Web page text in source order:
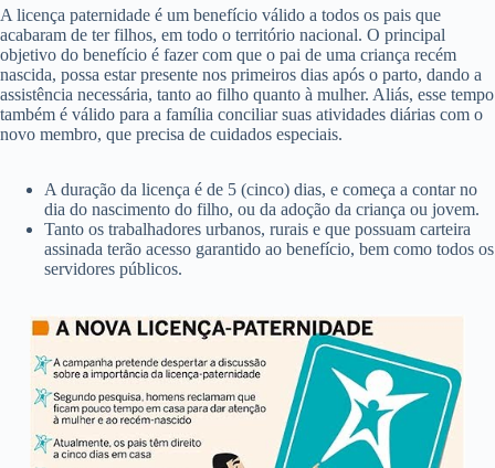
A licença paternidade é um benefício válido a todos os pais que
acabaram de ter filhos, em todo o território nacional. O principal
objetivo do benefício é fazer com que o pai de uma criança recém
nascida, possa estar presente nos primeiros dias após o parto, dando a
assistência necessária, tanto ao filho quanto à mulher. Aliás, esse tempo
também é válido para a família conciliar suas atividades diárias com o
novo membro, que precisa de cuidados especiais.
A duração da licença é de 5 (cinco) dias, e começa a contar no
dia do nascimento do filho, ou da adoção da criança ou jovem.
Tanto os trabalhadores urbanos, rurais e que possuam carteira
assinada terão acesso garantido ao benefício, bem como todos os
servidores públicos.